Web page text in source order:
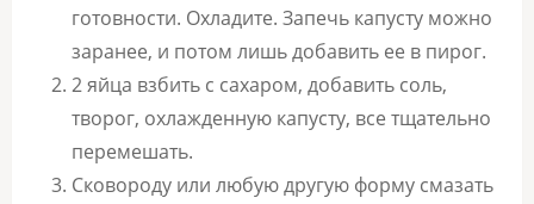
готовности. Охладите. Запечь капусту можно
заранее, и потом лишь добавить ее в пирог.
2 яйца взбить с сахаром, добавить соль,
творог, охлажденную капусту, все тщательно
перемешать.
Сковороду или любую другую форму смазать